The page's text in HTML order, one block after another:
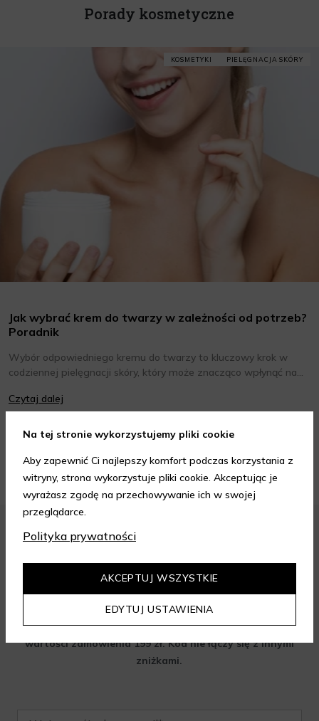
Porady kosmetyczne
KOSMETYKI PIELĘGNACJA SKÓRY
Jak wybrać krem do twarzy w zależności od potrzeb?
Poradnik
Wybór odpowiedniego kremu do twarzy to kluczowy krok w
codziennej pielęgnacji skóry, który może znacząco wpłynąć na
oraz wiedzieć, jak dopasować je do potrzeb własnej skóry.
krem do twarzy.
Czytaj dalej
ZOBACZ WIĘCEJ
Zapisz się do newslettera i odbierz
rabat na aelia.pl:
-15% na cały nieprzeceniony asortyment przy minimalnej
wartości zamówienia 199 zł. Kod nie łączy się z innymi
zniżkami.
Na tej stronie wykorzystujemy pliki cookie
Aby zapewnić Ci najlepszy komfort podczas korzystania z
witryny, strona wykorzystuje pliki cookie. Akceptując je
wyrażasz zgodę na przechowywanie ich w swojej
przeglądarce.
Polityka prywatności
EDYTUJ USTAWIENIA
AKCEPTUJ WSZYSTKIE